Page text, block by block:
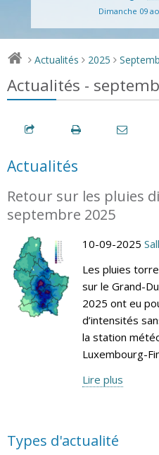
Dimanche 09
> Actualités > 2025 >
Actualités -
Actualités
Retour sur les pluies
septembre 2025
10-09-2025
Les pluies
sur le Grand-
2025 ont eu
d’intensités
la station
Luxembourg-
Lire plus
Types d'actualité